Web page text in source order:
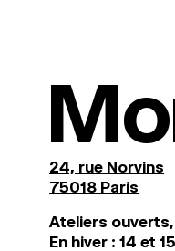
24, rue Norvins
75018 Paris
Ateliers
En hiver : 14 et